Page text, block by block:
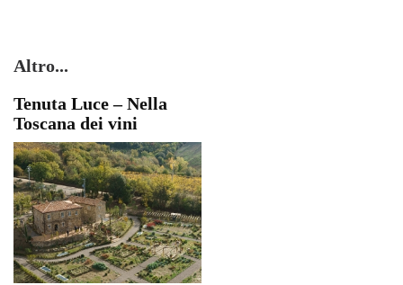
Altro...
Tenuta Luce – Nella
Toscana dei vini